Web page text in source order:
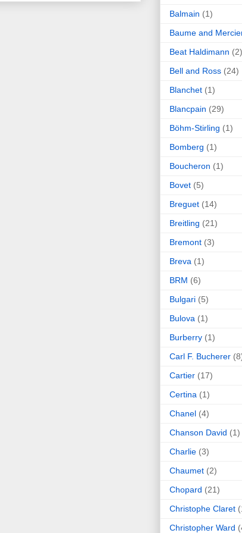
Balmain (1)
Baume and
Beat Haldimann (2)
Bell and Ross (24)
Blanchet (1)
Blancpain (29)
Böhm-Stirling (1)
Bomberg (1)
Boucheron (1)
Bovet (5)
Breguet (14)
Breitling (21)
Bremont (3)
Breva (1)
BRM (6)
Bulgari (5)
Bulova (1)
Burberry (1)
Carl F. Bucherer
Cartier (17)
Certina (1)
Chanel (4)
Chanson David (1)
Charlie (3)
Chaumet (2)
Chopard (21)
Christophe Claret
Christopher Ward